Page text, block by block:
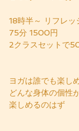
18時半～ リフレッ
75分 1500円
2クラスセットで
ヨガは誰でも楽し
どんな身体の個性
楽しめるのはず